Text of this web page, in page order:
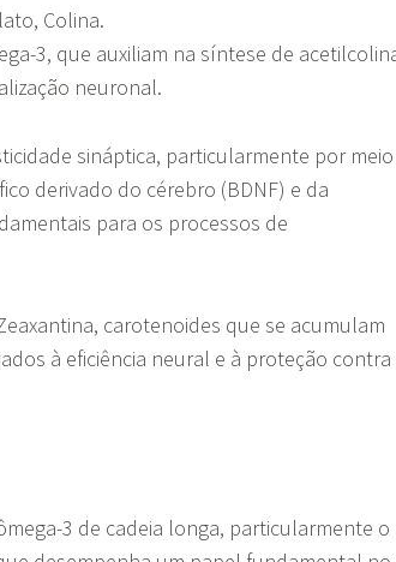
Colina.
3, que auxiliam na síntese de
neuronal.
sináptica, particularmente por meio
derivado do cérebro (BDNF) e da
para os processos de
carotenoides que se acumulam
à eficiência neural e à proteção contra
3 de cadeia longa, particularmente o